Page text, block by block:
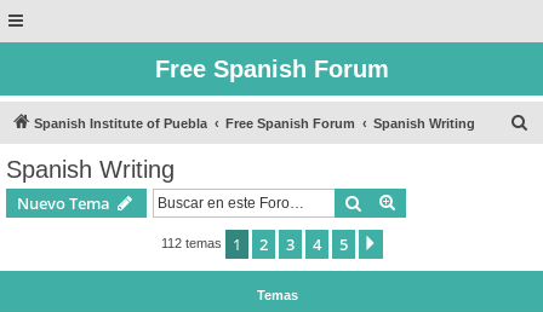
Free Spanish Forum
Spanish Institute of Puebla Free Spanish Forum Spanish Writing
Spanish Writing
Nuevo Tema Buscar
112 temas 1 2 3 4 5
Temas